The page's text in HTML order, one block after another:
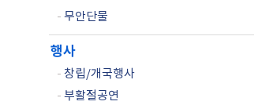
- 무안단물
행사
- 창립/개국행사
- 부활절공연